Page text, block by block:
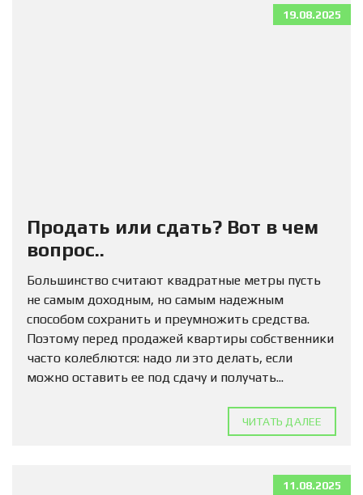
19.08.2025
Продать или сдать? Вот в чем
вопрос..
Большинство считают квадратные метры пусть
не самым доходным, но самым надежным
способом сохранить и преумножить средства.
Поэтому перед продажей квартиры собственники
часто колеблются: надо ли это делать, если
можно оставить ее под сдачу и получать...
ЧИТАТЬ ДАЛЕЕ
11.08.2025